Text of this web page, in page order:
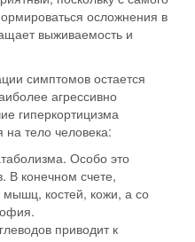
осложнения в
выживаемость и
симптомов остается
агрессивно
гиперкортицизма
тело человека:
Особо это
В конечном счете,
мышц, костей, кожи, а со
приводит к